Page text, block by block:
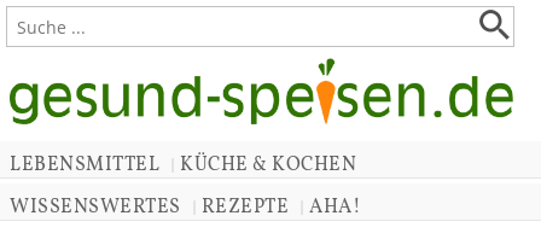
LEBENSMITTEL
KÜCHE & KOCHEN
WISSENSWERTES
REZEPTE
AHA!